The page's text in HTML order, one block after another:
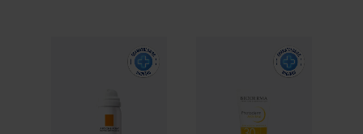
La Roche-PosayAnthelios Anti Shine Mist SPF50+
Photoderm